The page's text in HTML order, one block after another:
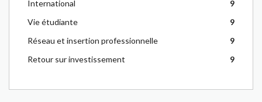
International
9
Vie étudiante
9
Réseau et insertion professionnelle
9
Retour sur investissement
9